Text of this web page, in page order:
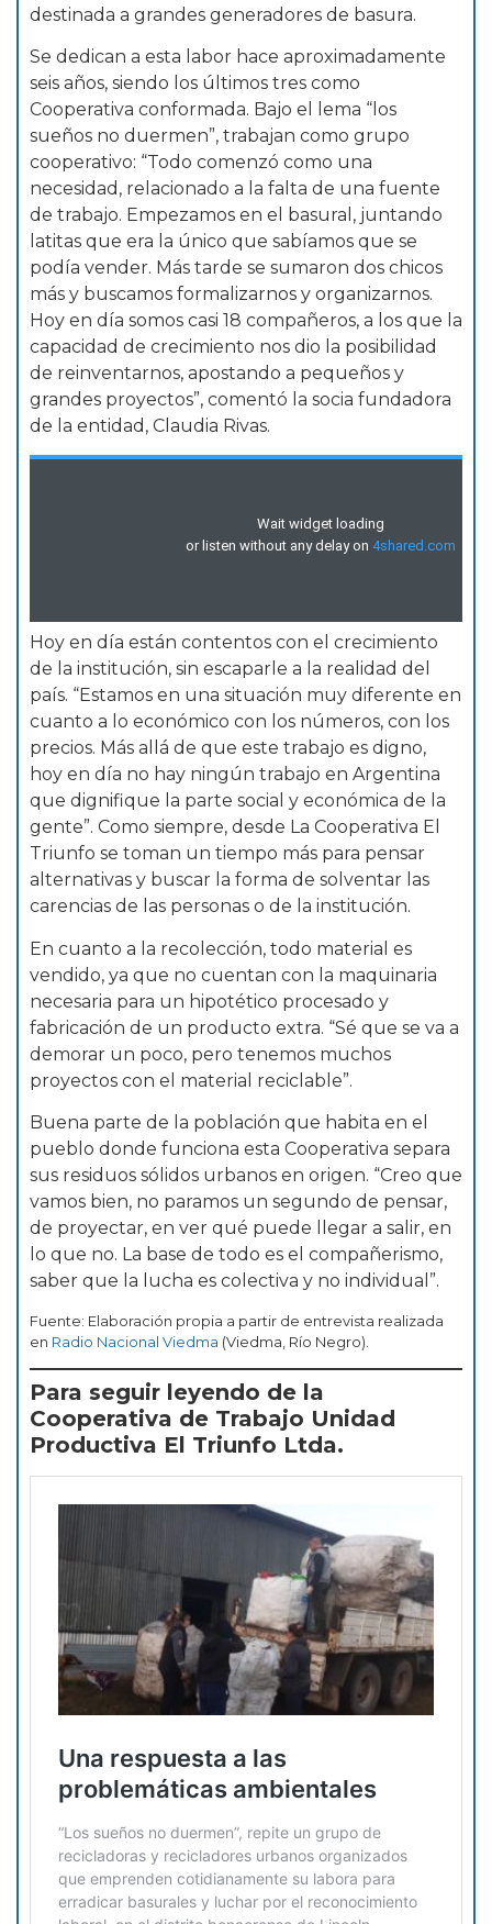
destinada a grandes generadores de basura.
Se dedican a esta labor hace aproximadamente
seis años, siendo los últimos tres como
Cooperativa conformada. Bajo el lema “los
sueños no duermen”, trabajan como grupo
cooperativo: “Todo comenzó como una
necesidad, relacionado a la falta de una fuente
de trabajo. Empezamos en el basural, juntando
latitas que era la único que sabíamos que se
podía vender. Más tarde se sumaron dos chicos
más y buscamos formalizarnos y organizarnos.
Hoy en día somos casi 18 compañeros, a los que la
capacidad de crecimiento nos dio la posibilidad
de reinventarnos, apostando a pequeños y
grandes proyectos”, comentó la socia fundadora
de la entidad, Claudia Rivas.
Hoy en día están contentos con el crecimiento
de la institución, sin escaparle a la realidad del
país. “Estamos en una situación muy diferente en
cuanto a lo económico con los números, con los
precios. Más allá de que este trabajo es digno,
hoy en día no hay ningún trabajo en Argentina
que dignifique la parte social y económica de la
gente”. Como siempre, desde La Cooperativa El
Triunfo se toman un tiempo más para pensar
alternativas y buscar la forma de solventar las
carencias de las personas o de la institución.
En cuanto a la recolección, todo material es
vendido, ya que no cuentan con la maquinaria
necesaria para un hipotético procesado y
fabricación de un producto extra. “Sé que se va a
demorar un poco, pero tenemos muchos
proyectos con el material reciclable”.
Buena parte de la población que habita en el
pueblo donde funciona esta Cooperativa separa
sus residuos sólidos urbanos en origen. “Creo que
vamos bien, no paramos un segundo de pensar,
de proyectar, en ver qué puede llegar a salir, en
lo que no. La base de todo es el compañerismo,
saber que la lucha es colectiva y no individual”.
Fuente: Elaboración propia a partir de entrevista realizada
en Radio Nacional Viedma (Viedma, Río Negro).
Para seguir leyendo de la
Cooperativa de Trabajo Unidad
Productiva El Triunfo Ltda.